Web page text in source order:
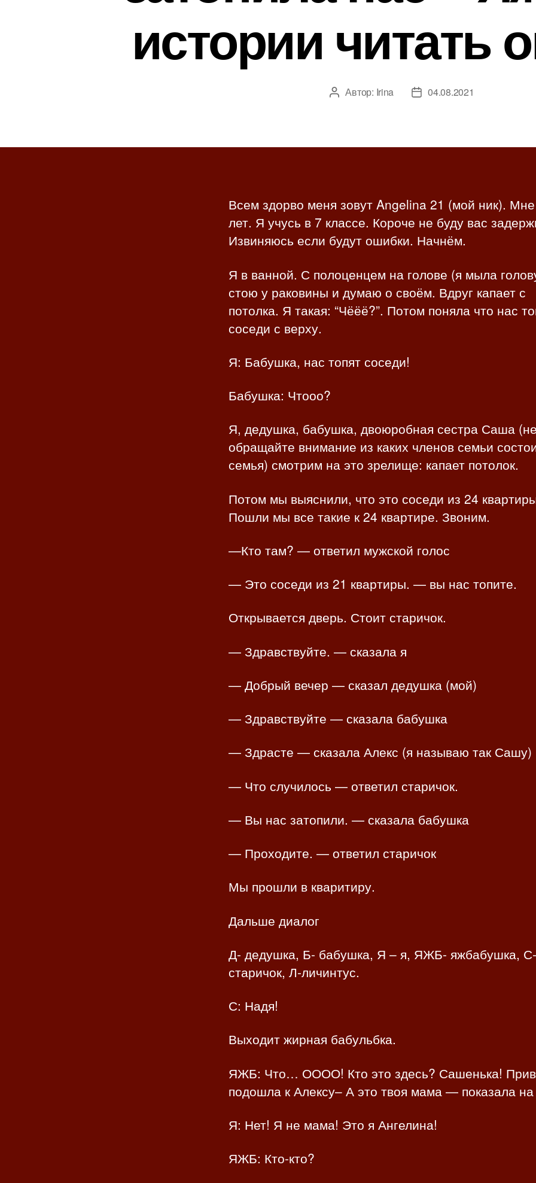
истории читать
А
р
и
с
и
Автор: Irina
Д
з
с
и
04.08.2021
Всем здорво меня зовут Angelina 21 (мой ник).
лет. Я учусь в 7 классе. Короче не буду вас
Извиняюсь если будут ошибки. Начнём.
Я в ванной. С полоценцем на голове (я мыла
стою у раковины и думаю о своём. Вдруг капает с
потолка. Я такая: “Чёёё?”. Потом поняла что нас
соседи с верху.
Я: Бабушка, нас топят соседи!
Бабушка: Чтооо?
Я, дедушка, бабушка, двоюробная сестра Саша
обращайте внимание из каких членов семьи
семья) смотрим на это зрелище: капает потолок.
Потом мы выяснили, что это соседи из 24
Пошли мы все такие к 24 квартире. Звоним.
—Кто там? — ответил мужской голос
— Это соседи из 21 квартиры. — вы нас топите.
Открывается дверь. Стоит старичок.
— Здравствуйте. — сказала я
— Добрый вечер — сказал дедушка (мой)
— Здравствуйте — сказала бабушка
— Здрасте — сказала Алекс (я называю так Сашу)
— Что случилось — ответил старичок.
— Вы нас затопили. — сказала бабушка
— Проходите. — ответил старичок
Мы прошли в кваритиру.
Дальше диалог
Д- дедушка, Б- бабушка, Я – я, ЯЖБ- яжбабушка, С-
старичок, Л-личинтус.
С: Надя!
Выходит жирная бабульбка.
ЯЖБ: Что… ОООО! Кто это здесь? Сашенька!
подошла к Алексу– А это твоя мама — показала
Я: Нет! Я не мама! Это я Ангелина!
ЯЖБ: Кто-кто?